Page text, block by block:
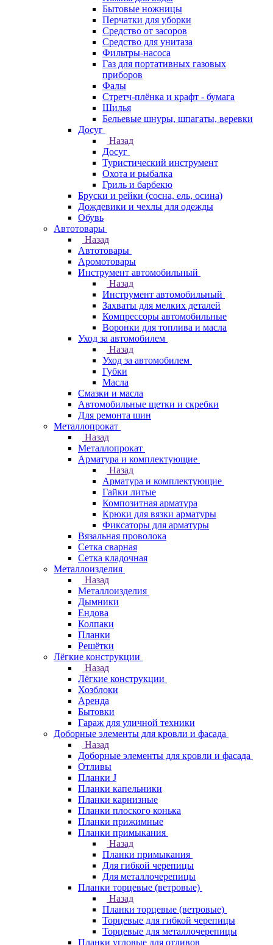
Бытовые ножницы
Перчатки для уборки
Средство от засоров
Средство для унитаза
Фильтры-насоса
Газ для портативных газовых
приборов
Фалы
Стретч-плёнка и крафт - бумага
Шилья
Бельевые шнуры, шпагаты, веревки
Досуг
Назад
Досуг
Туристический инструмент
Охота и рыбалка
Гриль и барбекю
Бруски и рейки (сосна, ель, осина)
Дождевики и чехлы для одежды
Обувь
Автотовары
Назад
Автотовары
Аромотовары
Инструмент автомобильный
Назад
Инструмент автомобильный
Захваты для мелких деталей
Компрессоры автомобильные
Воронки для топлива и масла
Уход за автомобилем
Назад
Уход за автомобилем
Губки
Масла
Смазки и масла
Автомобильные щетки и скребки
Для ремонта шин
Металлопрокат
Назад
Металлопрокат
Арматура и комплектующие
Назад
Арматура и комплектующие
Гайки литые
Композитная арматура
Крюки для вязки арматуры
Фиксаторы для арматуры
Вязальная проволока
Сетка сварная
Сетка кладочная
Металлоизделия
Назад
Металлоизделия
Дымники
Ендова
Колпаки
Планки
Решётки
Лёгкие конструкции
Назад
Лёгкие конструкции
Хозблоки
Аренда
Бытовки
Гараж для уличной техники
Доборные элементы для кровли и фасада
Назад
Доборные элементы для кровли и фасада
Отливы
Планки J
Планки капельники
Планки карнизные
Планки плоского конька
Планки прижимные
Планки примыкания
Назад
Планки примыкания
Для гибкой черепицы
Для металлочерепицы
Планки торцевые (ветровые)
Назад
Планки торцевые (ветровые)
Торцевые для гибкой черепицы
Торцевые для металлочерепицы
Планки угловые для отливов